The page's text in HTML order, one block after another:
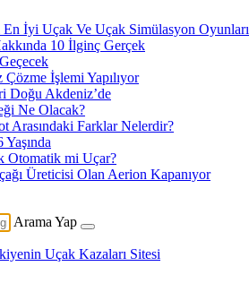
İyi Uçak Ve Uçak Simülasyon Oyunları
10 İlginç Gerçek
İşlemi Yapılıyor
Doğu Akdeniz’de
Ne Olacak?
Arasındaki Farklar Nelerdir?
Otomatik mi Uçar?
Üreticisi Olan Aerion Kapanıyor
Arama Yap